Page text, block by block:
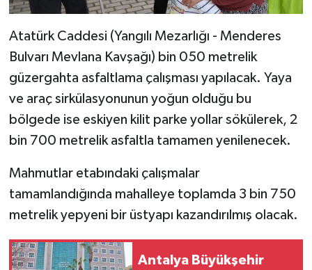
Atatürk Caddesi (Yangılı Mezarlığı - Menderes
Bulvarı Mevlana Kavşağı) bin 050 metrelik
güzergahta asfaltlama çalışması yapılacak. Yaya
ve araç sirkülasyonunun yoğun olduğu bu
bölgede ise eskiyen kilit parke yollar sökülerek, 2
bin 700 metrelik asfaltla tamamen yenilenecek.
Mahmutlar etabındaki çalışmalar
tamamlandığında mahalleye toplamda 3 bin 750
metrelik yepyeni bir üstyapı kazandırılmış olacak.
Antalya Büyükşehir